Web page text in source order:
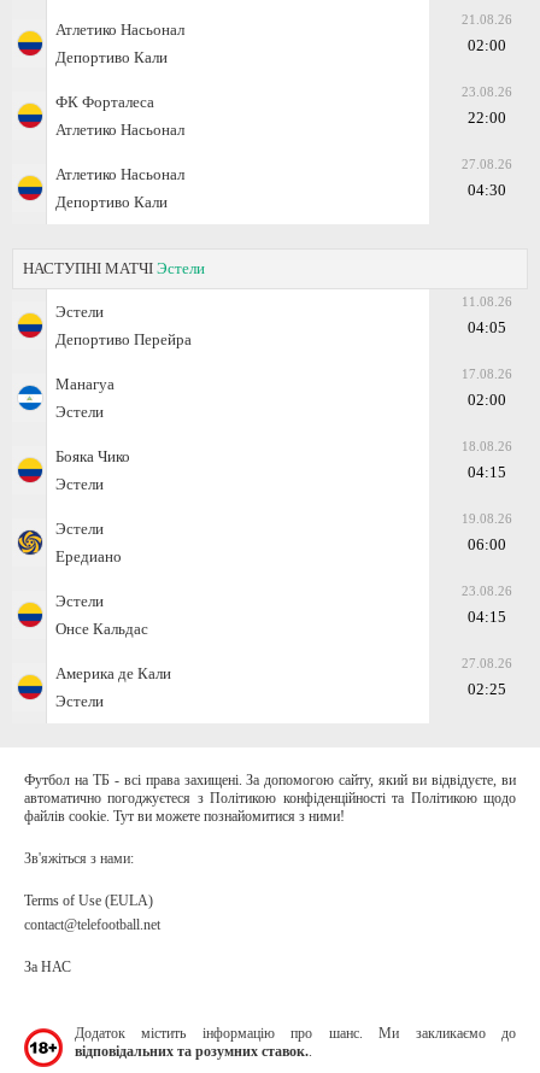
Атлетико Насьонал
Депортиво Кали
21.08.26
02:00
ФК Форталеса
Атлетико Насьонал
23.08.26
22:00
Атлетико Насьонал
Депортиво Кали
27.08.26
04:30
НАСТУПНІ МАТЧІ Эстели
Эстели
Депортиво Перейра
11.08.26
04:05
Манагуа
Эстели
17.08.26
02:00
Бояка Чико
Эстели
18.08.26
04:15
Эстели
Ередиано
19.08.26
06:00
Эстели
Онсе Кальдас
23.08.26
04:15
Америка де Кали
Эстели
27.08.26
02:25
Футбол на ТБ - всі права захищені. За допомогою сайту, який ви відвідуєте, ви
автоматично погоджуєтеся з Політикою конфіденційності та Політикою щодо
файлів cookie. Тут ви можете познайомитися з ними!
Зв'яжіться з нами:
Terms of Use (EULA)
contact@telefootball.net
За НАС
Додаток містить інформацію про шанс. Ми закликаємо до
відповідальних та розумних ставок.